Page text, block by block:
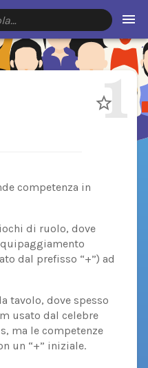
1
competenza in
di ruolo, dove
dal prefisso “+”) ad
tavolo, dove spesso
usato dal celebre
ma le competenze
un “+” iniziale.